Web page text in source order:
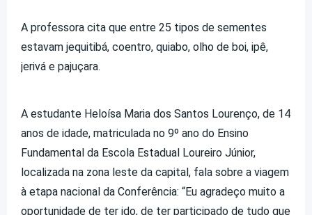
A professora cita que entre 25 tipos de sementes
estavam jequitibá, coentro, quiabo, olho de boi, ipê,
jerivá e pajuçara.
A estudante Heloísa Maria dos Santos Lourenço, de 14
anos de idade, matriculada no 9º ano do Ensino
Fundamental da Escola Estadual Loureiro Júnior,
localizada na zona leste da capital, fala sobre a viagem
à etapa nacional da Conferência: “Eu agradeço muito a
oportunidade de ter ido, de ter participado de tudo que